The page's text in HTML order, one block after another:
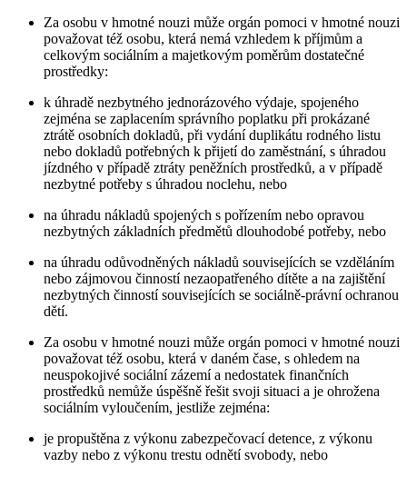
Za osobu v hmotné nouzi může orgán pomoci v hmotné nouzi
považovat též osobu, která nemá vzhledem k příjmům a
celkovým sociálním a majetkovým poměrům dostatečné
prostředky:
k úhradě nezbytného jednorázového výdaje, spojeného
zejména se zaplacením správního poplatku při prokázané
ztrátě osobních dokladů, při vydání duplikátu rodného listu
nebo dokladů potřebných k přijetí do zaměstnání, s úhradou
jízdného v případě ztráty peněžních prostředků, a v případě
nezbytné potřeby s úhradou noclehu, nebo
na úhradu nákladů spojených s pořízením nebo opravou
nezbytných základních předmětů dlouhodobé potřeby, nebo
na úhradu odůvodněných nákladů souvisejících se vzděláním
nebo zájmovou činností nezaopatřeného dítěte a na zajištění
nezbytných činností souvisejících se sociálně-právní ochranou
dětí.
Za osobu v hmotné nouzi může orgán pomoci v hmotné nouzi
považovat též osobu, která v daném čase, s ohledem na
neuspokojivé sociální zázemí a nedostatek finančních
prostředků nemůže úspěšně řešit svoji situaci a je ohrožena
sociálním vyloučením, jestliže zejména:
je propuštěna z výkonu zabezpečovací detence, z výkonu
vazby nebo z výkonu trestu odnětí svobody, nebo